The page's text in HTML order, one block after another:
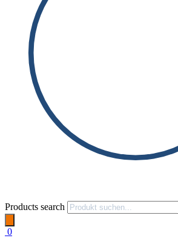
Products search
0